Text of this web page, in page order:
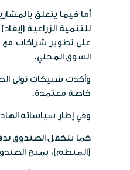
أما فيما يتعلق
للتنمية الزراعية
على تطوير شراكات
السوق المحلي.
وأكدت شنيكات تولي
خاصة معتمدة.
وفي إطار سياساته
(المنظم)، يمنح